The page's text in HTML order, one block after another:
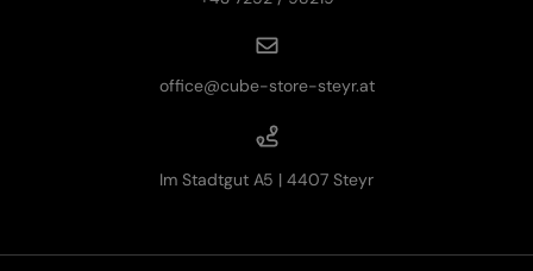
office@cube-store-steyr.at
Im Stadtgut A5 | 4407 Steyr